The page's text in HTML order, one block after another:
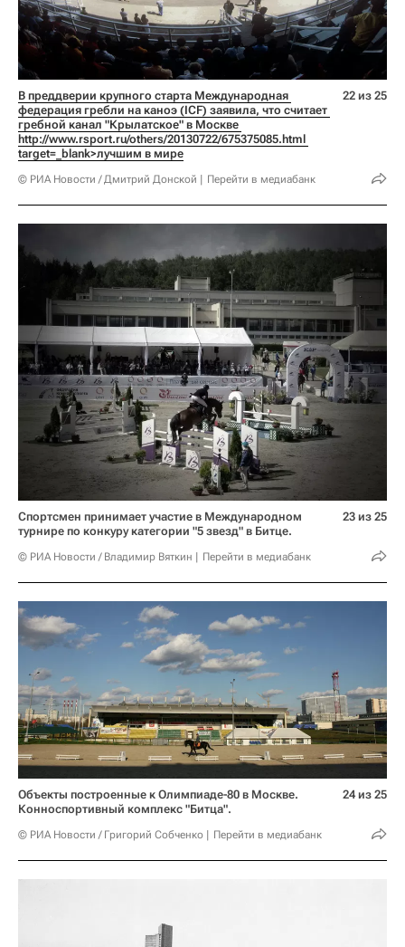
В преддверии крупного старта Международная
федерация гребли на каноэ (ICF) заявила, что считает
http://www.rsport.ru/others/20130722/675375085.html
target=_blank>лучшим в мире
© РИА Новости / Дмитрий Донской Перейти в медиабанк
22 из 25
Спортсмен принимает участие в Международном
турнире по конкуру категории "5 звезд" в Битце.
© РИА Новости / Владимир Вяткин Перейти в медиабанк
23 из 25
Объекты построенные к Олимпиаде-80 в Москве.
Конноспортивный комплекс "Битца".
© РИА Новости / Григорий Собченко Перейти в медиабанк
24 из 25